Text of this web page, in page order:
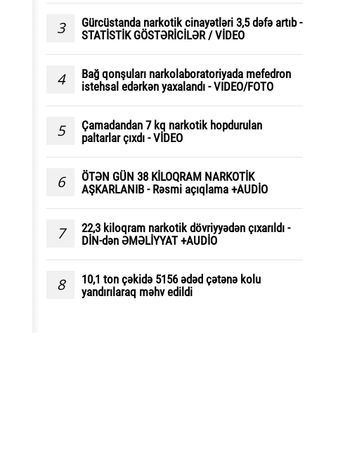
3
Gürcüstanda narkotik cinayətləri 3,5 dəfə artıb -
STATİSTİK GÖSTƏRİCİLƏR / VİDEO
4
Bağ qonşuları narkolaboratoriyada mefedron
istehsal edərkən yaxalandı - VIDEO/FOTO
5
Çamadandan 7 kq narkotik hopdurulan
paltarlar çıxdı - VİDEO
6
ÖTƏN GÜN 38 KİLOQRAM NARKOTİK
AŞKARLANIB - Rəsmi açıqlama +AUDİO
7
22,3 kiloqram narkotik dövriyyədən çıxarıldı -
DİN-dən ƏMƏLİYYAT +AUDİO
8
10,1 ton çəkidə 5156 ədəd çətənə kolu
yandırılaraq məhv edildi